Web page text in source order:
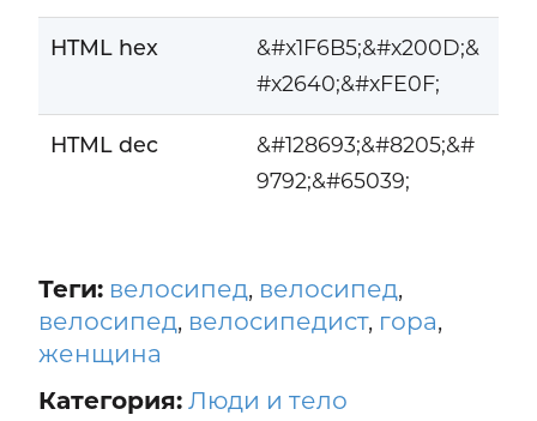
HTML hex
&#x1F6B5;&#x200D;&
#x2640;&#xFE0F;
HTML dec
&#128693;&#8205;&#
9792;&#65039;
Теги: велосипед, велосипед,
велосипед, велосипедист, гора,
женщина
Категория: Люди и тело